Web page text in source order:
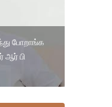
போறாங்க
பி